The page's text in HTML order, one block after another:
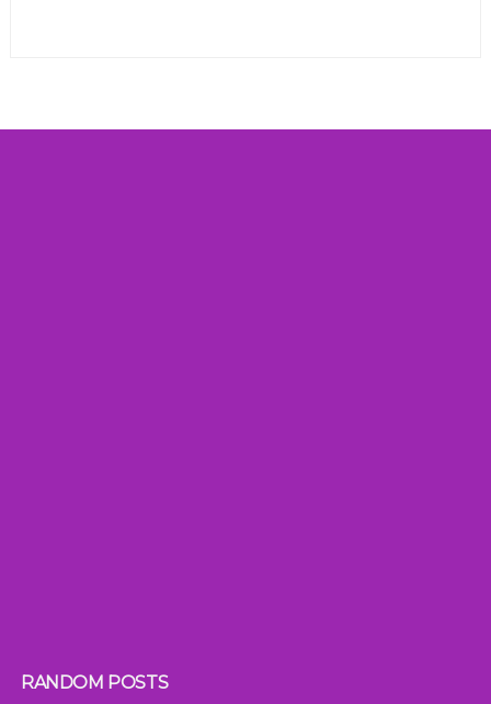
RANDOM POSTS